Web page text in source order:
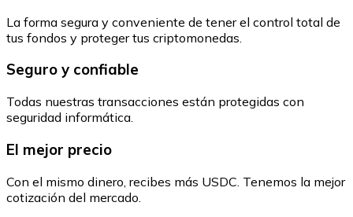
La forma segura y conveniente de tener el control total de
tus fondos y proteger tus criptomonedas.
Seguro y confiable
Todas nuestras transacciones están protegidas con
seguridad informática.
El mejor precio
Con el mismo dinero, recibes más USDC. Tenemos la mejor
cotización del mercado.